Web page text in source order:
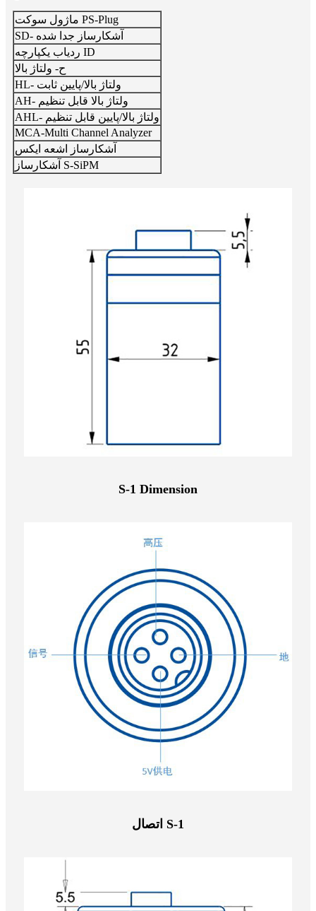
ماژول سوکت PS-Plug
SD- آشکارساز جدا شده
ردیاب یکپارچه ID
ح- ولتاژ بالا
HL- ولتاژ بالا/پایین ثابت
AH- ولتاژ بالا قابل تنظیم
AHL- ولتاژ بالا/پایین قابل تنظیم
MCA-Multi Channel Analyzer
آشکارساز اشعه ایکس
آشکارساز S-SiPM
S-1 Dimension
اتصال S-1